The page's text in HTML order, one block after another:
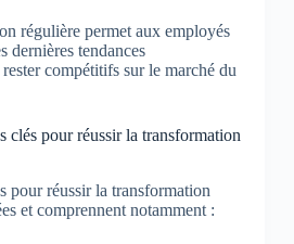
régulière permet aux employés
dernières tendances
compétitifs sur le marché du
clés pour réussir la transformation
pour réussir la transformation
et comprennent notamment :